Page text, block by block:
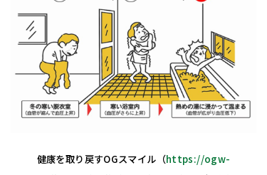
健康を取り戻すOGスマイル（https://ogw-